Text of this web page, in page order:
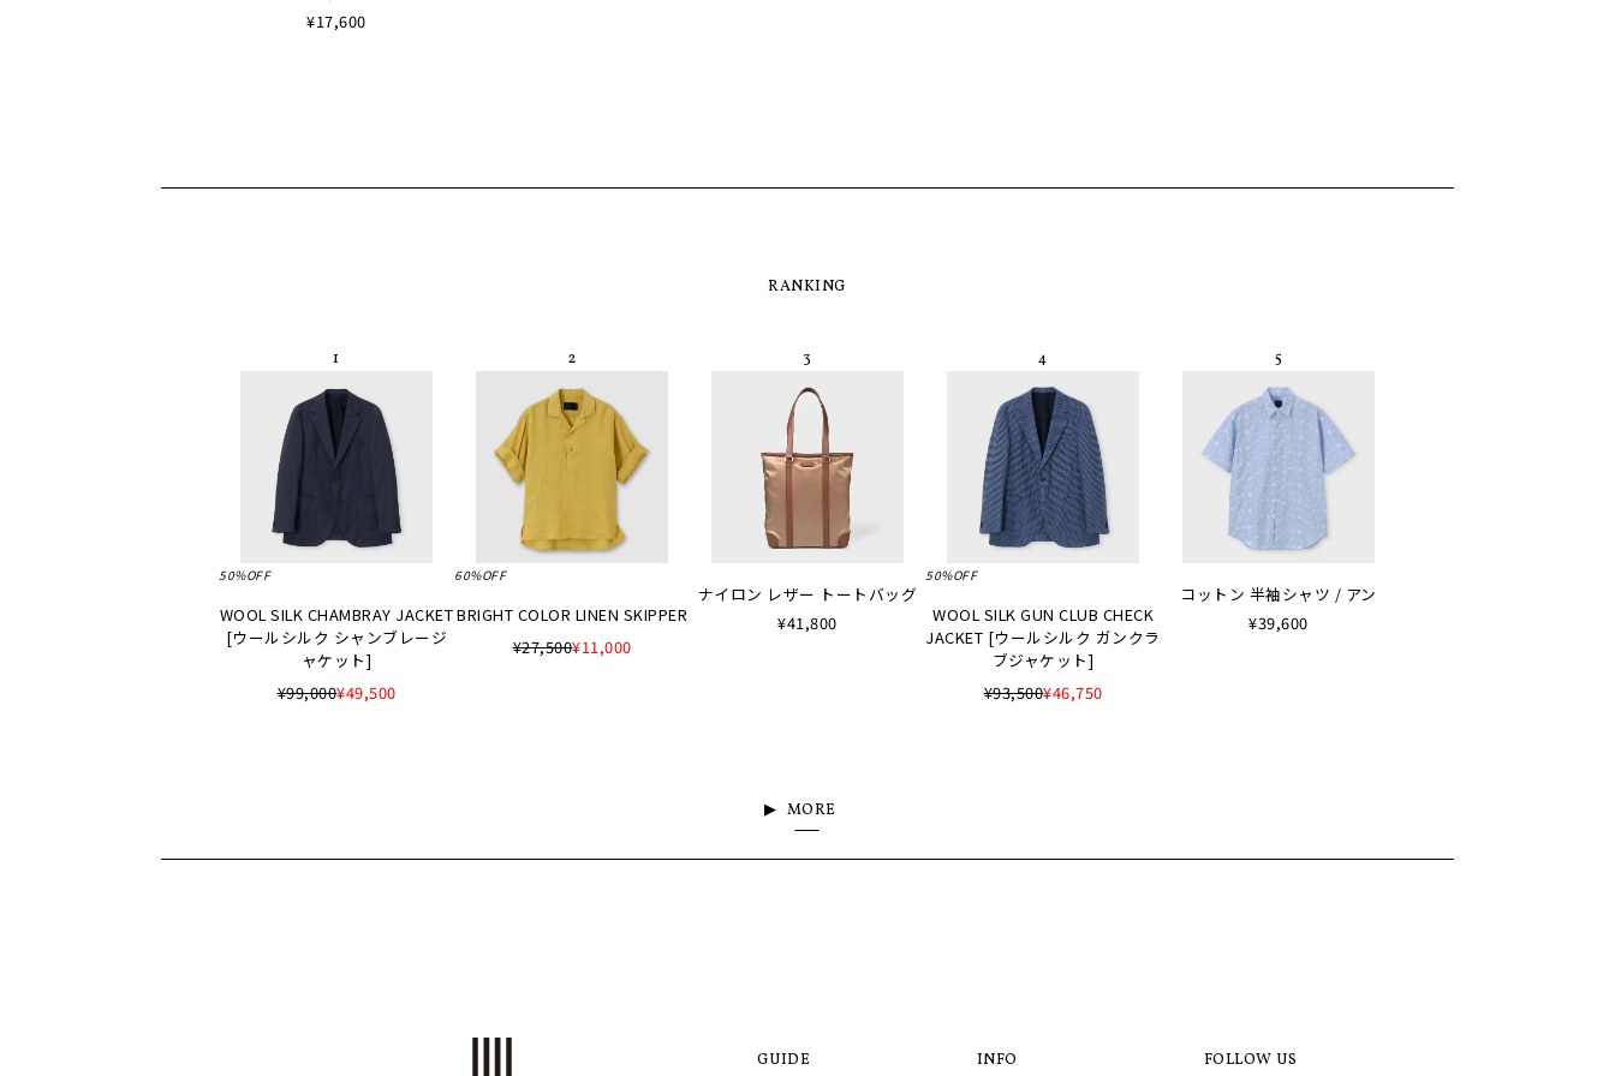
¥17,600
RANKING
50%OFF
WOOL SILK CHAMBRAY JACKET
[ウールシルク シャンブレージ
ャケット]
¥99,000¥49,500
60%OFF
BRIGHT COLOR LINEN SKIPPER
¥27,500¥11,000
ナイロン レザー トートバッグ
¥41,800
50%OFF
WOOL SILK GUN CLUB CHECK
JACKET [ウールシルク ガンクラ
ブジャケット]
¥93,500¥46,750
コットン 半袖シャツ / アン
¥39,600
MORE
GUIDE INFO FOLLOW US